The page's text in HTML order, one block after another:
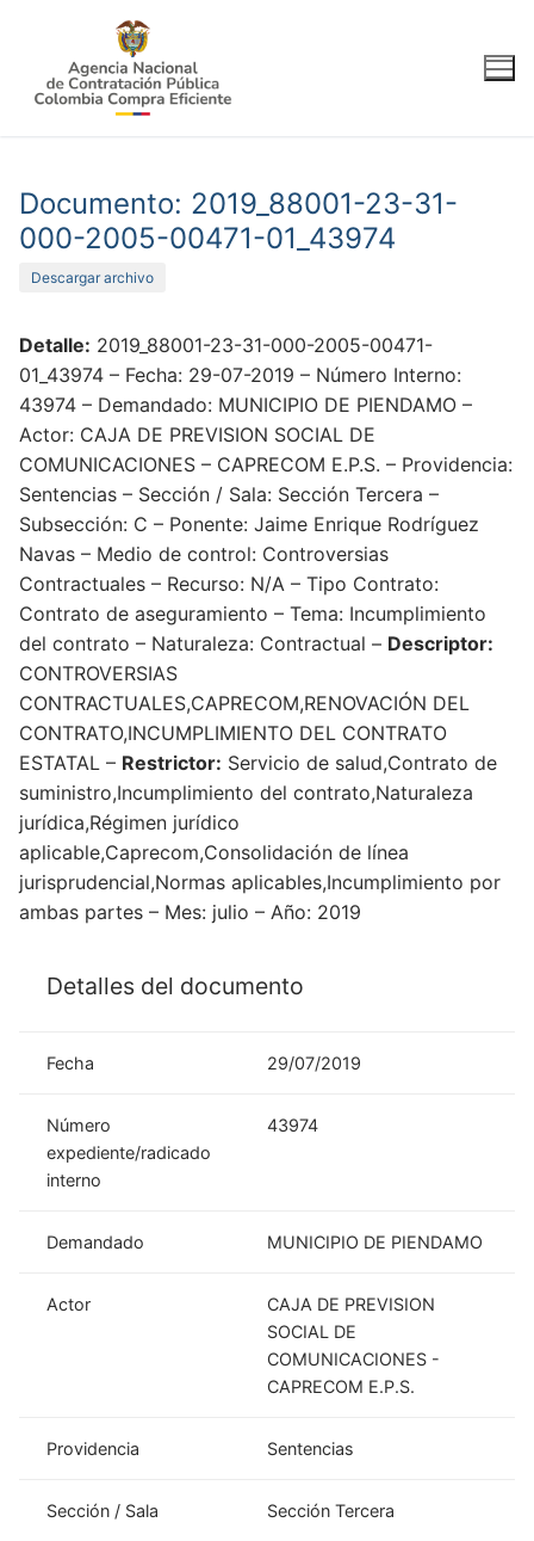
contenido
Documento: 2019_88001-23-31-
000-2005-00471-01_43974
Descargar archivo
Detalle: 2019_88001-23-31-000-2005-00471-
01_43974 – Fecha: 29-07-2019 – Número Interno:
43974 – Demandado: MUNICIPIO DE PIENDAMO –
Actor: CAJA DE PREVISION SOCIAL DE
COMUNICACIONES – CAPRECOM E.P.S. – Providencia:
Sentencias – Sección / Sala: Sección Tercera –
Subsección: C – Ponente: Jaime Enrique Rodríguez
Navas – Medio de control: Controversias
Contractuales – Recurso: N/A – Tipo Contrato:
Contrato de aseguramiento – Tema: Incumplimiento
del contrato – Naturaleza: Contractual – Descriptor:
CONTROVERSIAS
CONTRACTUALES,CAPRECOM,RENOVACIÓN DEL
CONTRATO,INCUMPLIMIENTO DEL CONTRATO
ESTATAL – Restrictor: Servicio de salud,Contrato de
suministro,Incumplimiento del contrato,Naturaleza
jurídica,Régimen jurídico
aplicable,Caprecom,Consolidación de línea
jurisprudencial,Normas aplicables,Incumplimiento por
ambas partes – Mes: julio – Año: 2019
Detalles del documento
Fecha 29/07/2019
Número
expediente/radicado
interno
43974
Demandado MUNICIPIO DE PIENDAMO
Actor
CAJA DE PREVISION
SOCIAL DE
COMUNICACIONES -
CAPRECOM E.P.S.
Providencia Sentencias
Sección / Sala Sección Tercera